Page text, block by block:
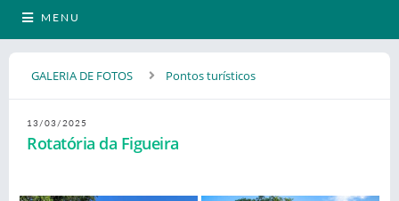
MENU
GALERIA DE FOTOS Pontos turísticos
13/03/2025
Rotatória da Figueira